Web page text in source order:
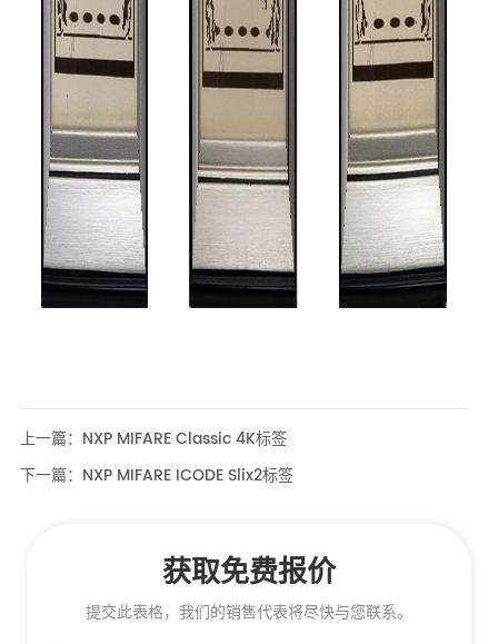
上一篇： NXP MIFARE Classic 4K标签
下一篇： NXP MIFARE ICODE Slix2标签
获取免费报价
提交此表格，我们的销售代表将尽快与您联系。